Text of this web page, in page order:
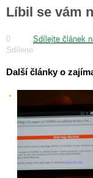
Líbil se vám
0
Sdíleno
Sdílejte článek
Další články o